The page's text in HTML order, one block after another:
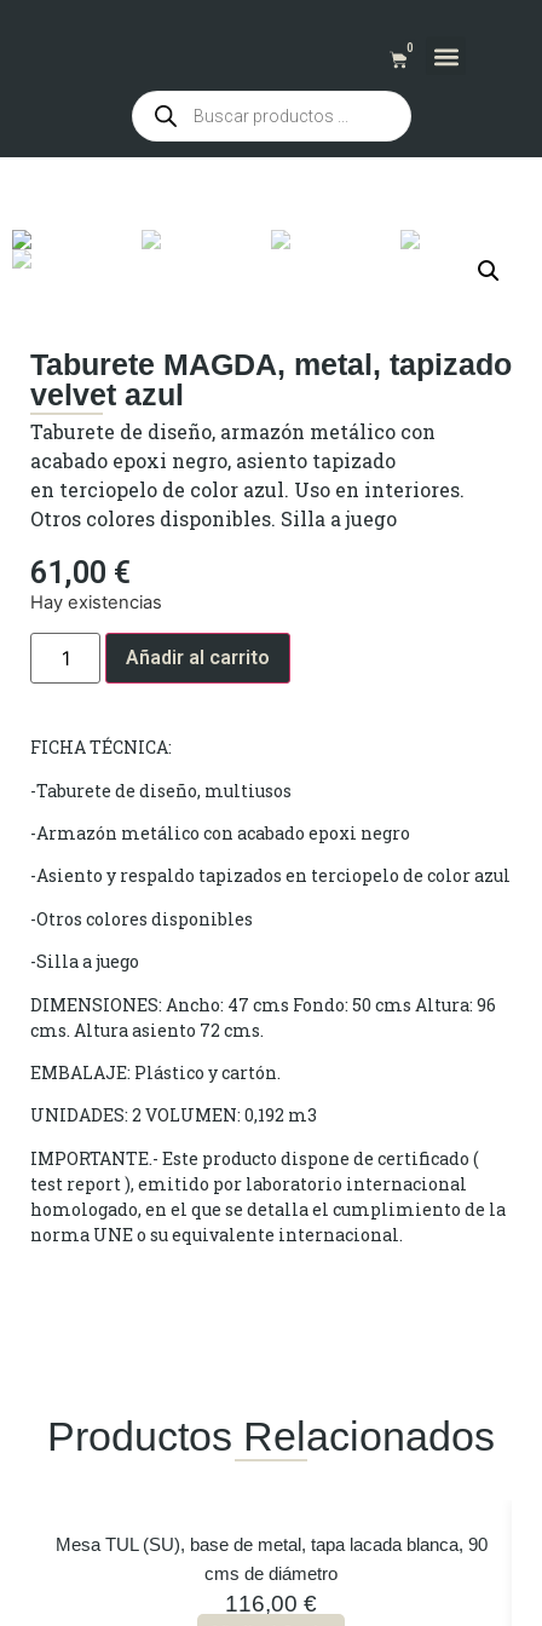
0
Taburete MAGDA, metal, tapizado
velvet azul
Taburete de diseño, armazón metálico con
acabado epoxi negro, asiento tapizado
en terciopelo de color azul. Uso en interiores.
Otros colores disponibles. Silla a juego
61,00 €
Hay existencias
Añadir al carrito
FICHA TÉCNICA:
-Taburete de diseño, multiusos
-Armazón metálico con acabado epoxi negro
-Asiento y respaldo tapizados en terciopelo de color azul
-Otros colores disponibles
-Silla a juego
DIMENSIONES: Ancho: 47 cms Fondo: 50 cms Altura: 96
cms. Altura asiento 72 cms.
EMBALAJE: Plástico y cartón.
UNIDADES: 2 VOLUMEN: 0,192 m3
IMPORTANTE.- Este producto dispone de certificado (
test report ), emitido por laboratorio internacional
homologado, en el que se detalla el cumplimiento de la
norma UNE o su equivalente internacional.
Productos Relacionados
Mesa TUL (SU), base de metal, tapa lacada blanca, 90
cms de diámetro
116,00 €